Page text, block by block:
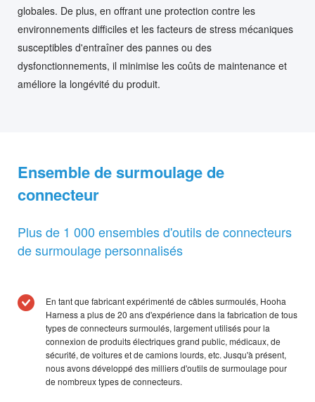
globales. De plus, en offrant une protection contre les
environnements difficiles et les facteurs de stress mécaniques
susceptibles d'entraîner des pannes ou des
dysfonctionnements, il minimise les coûts de maintenance et
améliore la longévité du produit.
Ensemble de surmoulage de
connecteur
Plus de 1 000 ensembles d'outils de connecteurs
de surmoulage personnalisés
En tant que fabricant expérimenté de câbles surmoulés, Hooha
Harness a plus de 20 ans d'expérience dans la fabrication de tous
types de connecteurs surmoulés, largement utilisés pour la
connexion de produits électriques grand public, médicaux, de
sécurité, de voitures et de camions lourds, etc. Jusqu'à présent,
nous avons développé des milliers d'outils de surmoulage pour
de nombreux types de connecteurs.